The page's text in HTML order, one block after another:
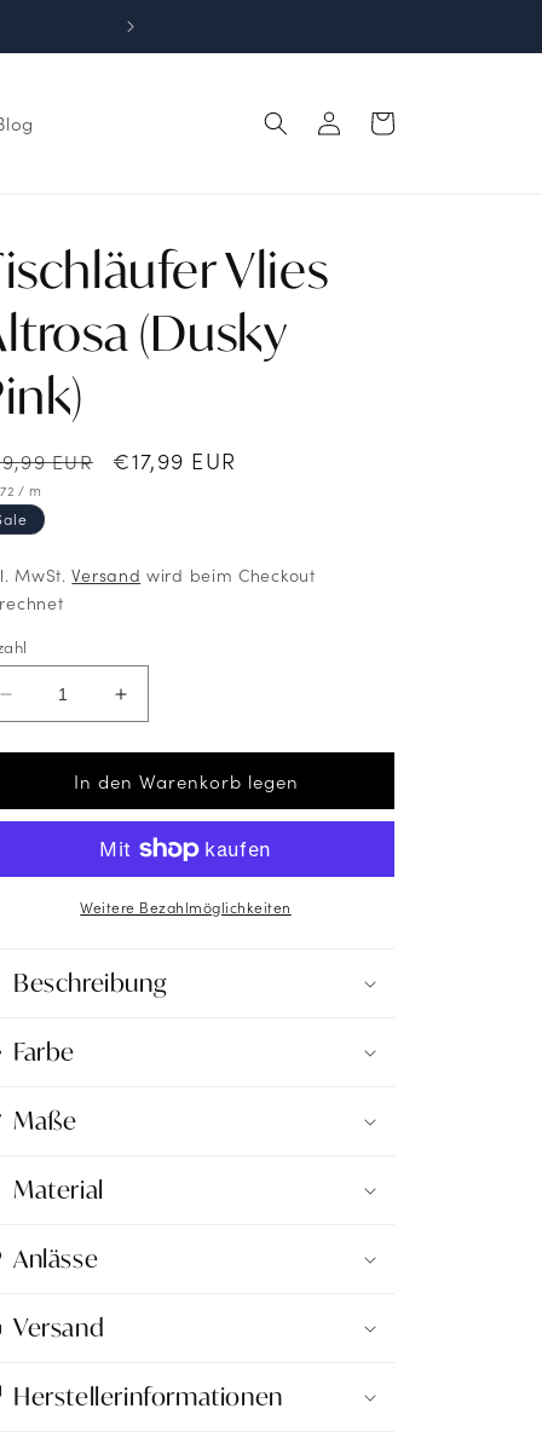
EinloggenWarenkorb
Vlies
(Dusky
EUR Verkaufspreis
€17,99 EUR
/ pro
m
MwSt.Versand wird beim Checkout
Verringere
die
Menge
Tischläufer
(Dusky
Erhöhe
die
Menge
für
Tischläufer
Vlies
Altrosa
(Dusky
Pink)
In den Warenkorb legen
Weitere Bezahlmöglichkeiten
Beschreibung
Farbe
Maße
Material
Anlässe
Versand
Herstellerinformationen